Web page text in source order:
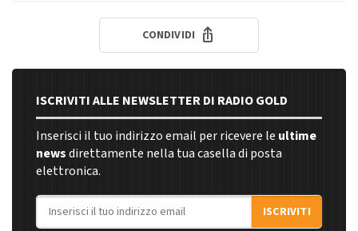
CONDIVIDI
ISCRIVITI ALLE NEWSLETTER DI RADIO GOLD
Inserisci il tuo indirizzo email per ricevere le ultime
newsdirettamente nella tua casella di posta
elettronica.
Indirizzo email
ISCRIVITI